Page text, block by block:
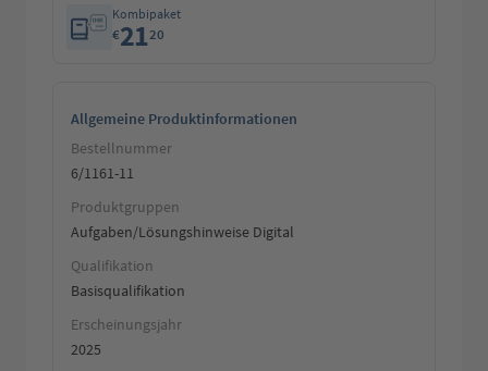
Kombipaket
€2120
Allgemeine Produktinformationen
Bestellnummer
6/1161-11
Produktgruppen
Aufgaben/Lösungshinweise Digital
Qualifikation
Basisqualifikation
Erscheinungsjahr
2025